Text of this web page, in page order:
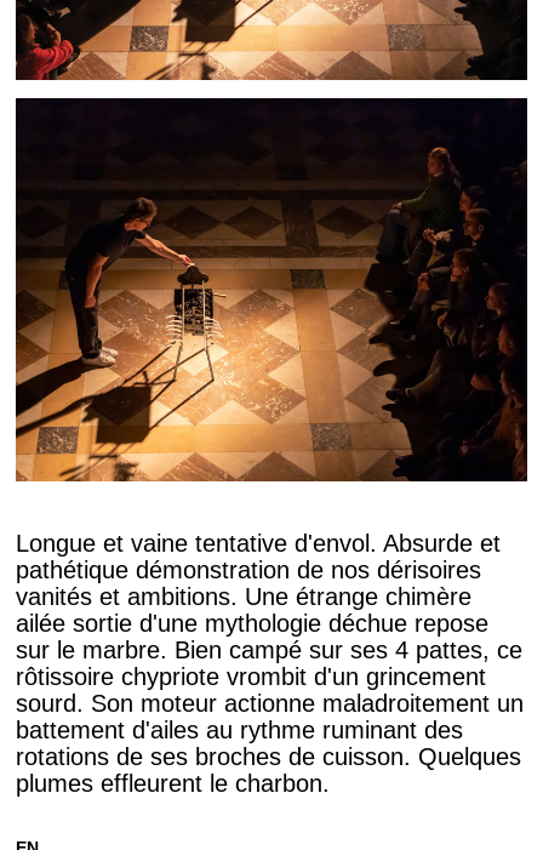
Longue et vaine tentative d'envol. Absurde et
pathétique démonstration de nos dérisoires
vanités et ambitions. Une étrange chimère
ailée sortie d'une mythologie déchue repose
sur le marbre. Bien campé sur ses 4 pattes, ce
rôtissoire chypriote vrombit d'un grincement
sourd. Son moteur actionne maladroitement un
battement d'ailes au rythme ruminant des
rotations de ses broches de cuisson. Quelques
plumes effleurent le charbon.